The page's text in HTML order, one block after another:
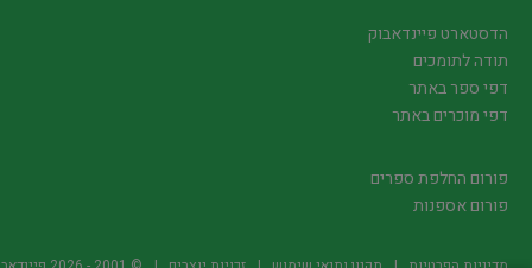
הדסטארט פיינדאבוק
תודה לתומכים
דפי ספר באתר
דפי מוכרים באתר
פורום החלפת ספרים
פורום אספנות